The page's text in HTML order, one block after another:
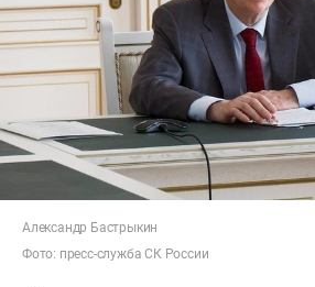
Александр Бастрыкин
Фото: пресс-служба СК России